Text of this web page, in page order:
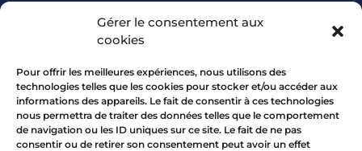
Gérer le consentement aux
cookies
Pour offrir les meilleures expériences, nous utilisons des
technologies telles que les cookies pour stocker et/ou accéder aux
informations des appareils. Le fait de consentir à ces technologies
nous permettra de traiter des données telles que le comportement
de navigation ou les ID uniques sur ce site. Le fait de ne pas
consentir ou de retirer son consentement peut avoir un effet